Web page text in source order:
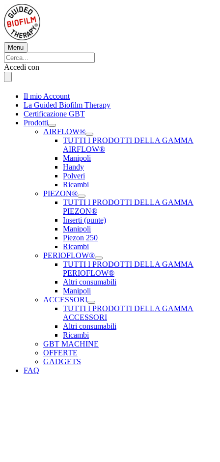
Vai
al
contenuto
Menu
Menu
Cerca:
Cerca
Accedi con
Il mio Account
La Guided Biofilm Therapy
Certificazione GBT
Prodotti
AIRFLOW®
TUTTI I PRODOTTI DELLA GAMMA
AIRFLOW®
Manipoli
Handy
Polveri
Ricambi
PIEZON®
TUTTI I PRODOTTI DELLA GAMMA
PIEZON®
Inserti (punte)
Manipoli
Piezon 250
Ricambi
PERIOFLOW®
TUTTI I PRODOTTI DELLA GAMMA
PERIOFLOW®
Altri consumabili
Manipoli
ACCESSORI
TUTTI I PRODOTTI DELLA GAMMA
ACCESSORI
Altri consumabili
Ricambi
GBT MACHINE
OFFERTE
GADGETS
FAQ